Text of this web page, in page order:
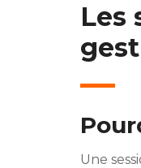
Les
Une